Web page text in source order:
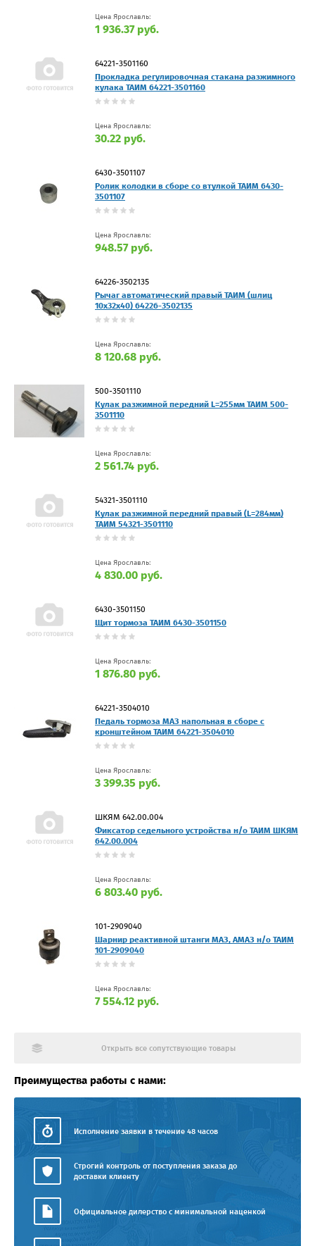
Цена Ярославль:
1 936.37 руб.
64221-3501160
Прокладка регулировочная стакана разжимного
кулака ТАИМ 64221-3501160
Цена Ярославль:
30.22 руб.
6430-3501107
Ролик колодки в сборе со втулкой ТАИМ 6430-
3501107
Цена Ярославль:
948.57 руб.
64226-3502135
Рычаг автоматический правый ТАИМ (шлиц
10х32х40) 64226-3502135
Цена Ярославль:
8 120.68 руб.
500-3501110
Кулак разжимной передний L=255мм ТАИМ 500-
3501110
Цена Ярославль:
2 561.74 руб.
54321-3501110
Кулак разжимной передний правый (L=284мм)
ТАИМ 54321-3501110
Цена Ярославль:
4 830.00 руб.
6430-3501150
Щит тормоза ТАИМ 6430-3501150
Цена Ярославль:
1 876.80 руб.
64221-3504010
Педаль тормоза МАЗ напольная в сборе с
кронштейном ТАИМ 64221-3504010
Цена Ярославль:
3 399.35 руб.
ШКЯМ 642.00.004
Фиксатор седельного устройства н/о ТАИМ ШКЯМ
642.00.004
Цена Ярославль:
6 803.40 руб.
101-2909040
Шарнир реактивной штанги МАЗ, АМАЗ н/о ТАИМ
101-2909040
Цена Ярославль:
7 554.12 руб.
Открыть все сопутствующие товары
Преимущества работы с нами:
Исполнение заявки в течение 48 часов
Строгий контроль от поступления заказа до
доставки клиенту
Официальное дилерство с минимальной наценкой